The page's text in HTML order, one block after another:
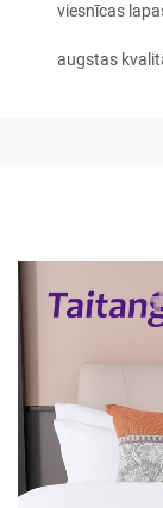
viesnīcas
augstas